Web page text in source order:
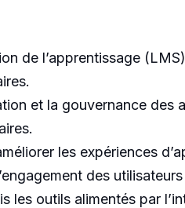
de l’apprentissage
et la gouvernance
les expériences
des
les outils alimentés par